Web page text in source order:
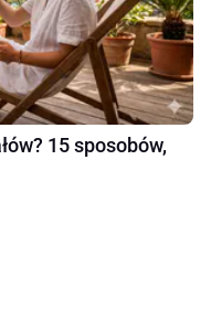
15 sposobów,